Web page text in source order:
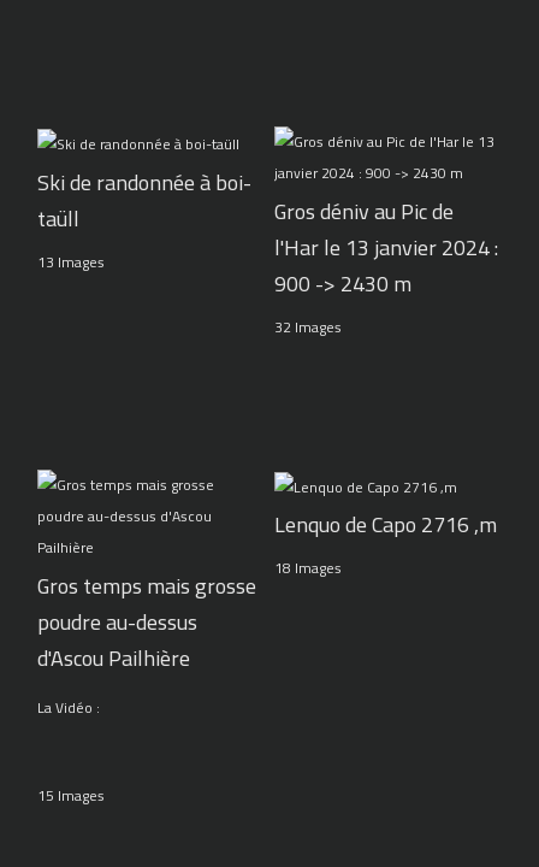
Ski de randonnée à boi-
taüll
13 Images
Gros déniv au Pic de
l'Har le 13 janvier 2024 :
900 -> 2430 m
32 Images
Gros temps mais grosse
poudre au-dessus
d'Ascou Pailhière
La Vidéo :
15 Images
Lenquo de Capo 2716 ,m
18 Images